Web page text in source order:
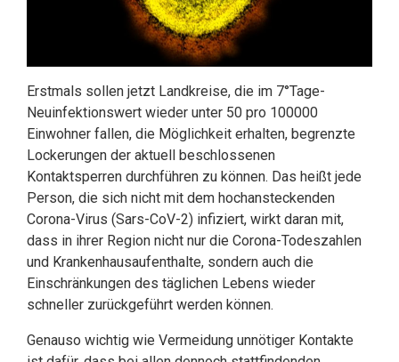
Erstmals sollen jetzt Landkreise, die im 7°Tage-
Neuinfektionswert wieder unter 50 pro 100000
Einwohner fallen, die Möglichkeit erhalten, begrenzte
Lockerungen der aktuell beschlossenen
Kontaktsperren durchführen zu können. Das heißt jede
Person, die sich nicht mit dem hochansteckenden
Corona-Virus (Sars-CoV-2) infiziert, wirkt daran mit,
dass in ihrer Region nicht nur die Corona-Todeszahlen
und Krankenhausaufenthalte, sondern auch die
Einschränkungen des täglichen Lebens wieder
schneller zurückgeführt werden können.
Genauso wichtig wie Vermeidung unnötiger Kontakte